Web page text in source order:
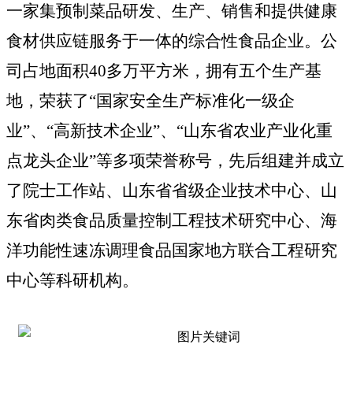
一家集预制菜品研发、生产、销售和提供健康
食材供应链服务于一体的综合性食品企业。公
司占地面积40多万平方米，拥有五个生产基
地，荣获了“国家安全生产标准化一级企
业”、“高新技术企业”、“山东省农业产业化重
点龙头企业”等多项荣誉称号 ， 先后组建并成立
了院士工作站、山东省省级企业技术中心、山
东省肉类食品质量控制工程技术研究中心、海
洋功能性速冻调理食品国家地方联合工程研究
中心等科研机构。